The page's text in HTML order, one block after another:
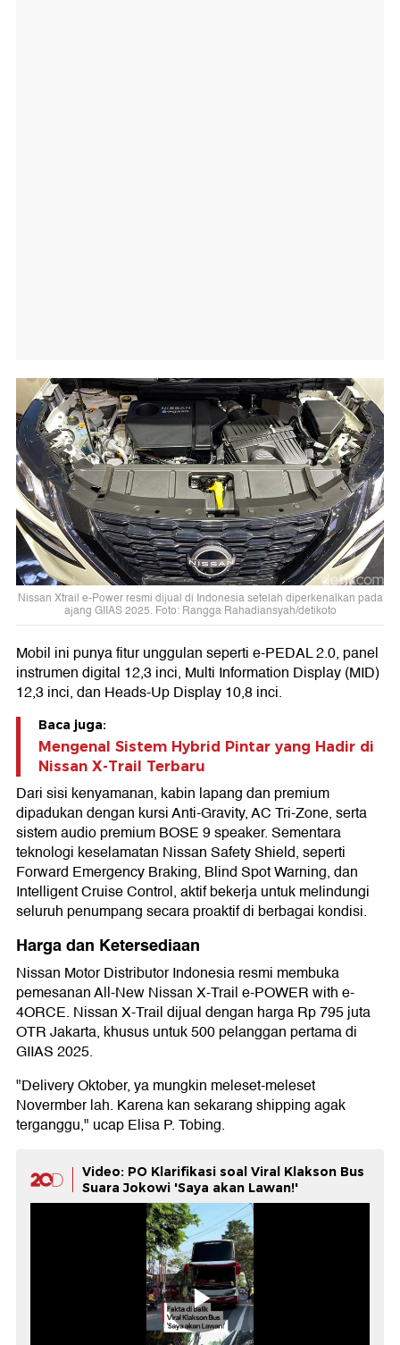
Nissan Xtrail e-Power resmi dijual di Indonesia setelah diperkenalkan pada
ajang GIIAS 2025. Foto: Rangga Rahadiansyah/detikoto
Mobil ini punya fitur unggulan seperti e-PEDAL 2.0, panel
instrumen digital 12,3 inci, Multi Information Display (MID)
12,3 inci, dan Heads-Up Display 10,8 inci.
Baca juga:
Mengenal Sistem Hybrid Pintar yang Hadir di
Nissan X-Trail Terbaru
Dari sisi kenyamanan, kabin lapang dan premium
dipadukan dengan kursi Anti-Gravity, AC Tri-Zone, serta
sistem audio premium BOSE 9 speaker. Sementara
teknologi keselamatan Nissan Safety Shield, seperti
Forward Emergency Braking, Blind Spot Warning, dan
Intelligent Cruise Control, aktif bekerja untuk melindungi
seluruh penumpang secara proaktif di berbagai kondisi.
Harga dan Ketersediaan
Nissan Motor Distributor Indonesia resmi membuka
pemesanan All-New Nissan X-Trail e-POWER with e-
4ORCE. Nissan X-Trail dijual dengan harga Rp 795 juta
OTR Jakarta, khusus untuk 500 pelanggan pertama di
GIIAS 2025.
"Delivery Oktober, ya mungkin meleset-meleset
Novermber lah. Karena kan sekarang shipping agak
terganggu," ucap Elisa P. Tobing.
Video: PO Klarifikasi soal Viral Klakson Bus
Suara Jokowi 'Saya akan Lawan!'